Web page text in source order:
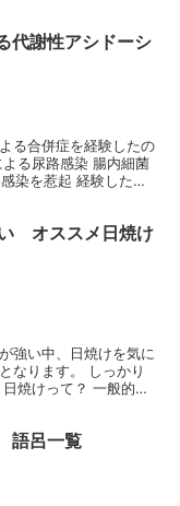
代謝性アシドーシ
る合併症を経験したの
る尿路感染 腸内細菌
染を惹起 経験した症
オススメ日焼け
強い中、日焼けを気に
なります。 しっかり
焼けって？ 一般的に
語呂一覧